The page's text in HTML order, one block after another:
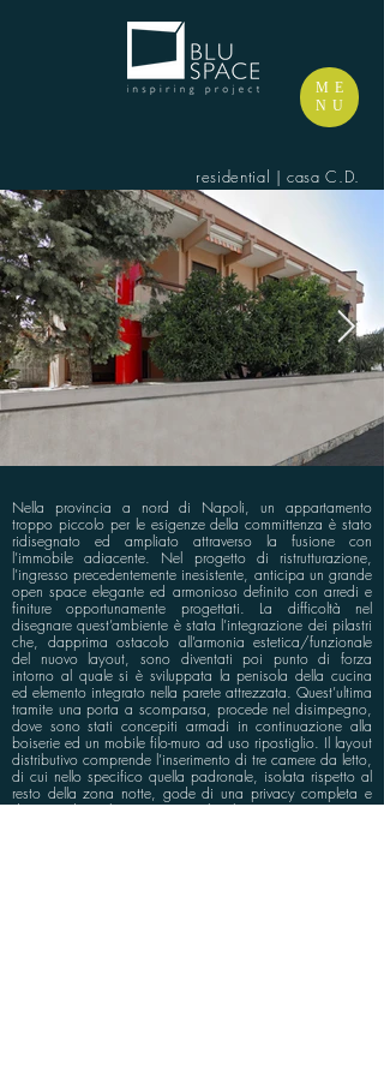
ME
NU
residential | casa C.D.
Nella provincia a nord di Napoli, un appartamento
troppo piccolo per le esigenze della committenza è stato
ridisegnato ed ampliato attraverso la fusione con
l’immobile adiacente. Nel progetto di ristrutturazione,
l’ingresso precedentemente inesistente, anticipa un grande
open space elegante ed armonioso definito con arredi e
finiture opportunamente progettati. La difficoltà nel
disegnare quest’ambiente è stata l’integrazione dei pilastri
che, dapprima ostacolo all’armonia estetica/funzionale
del nuovo layout, sono diventati poi punto di forza
intorno al quale si è sviluppata la penisola della cucina
ed elemento integrato nella parete attrezzata. Quest’ultima
tramite una porta a scomparsa, procede nel disimpegno,
dove sono stati concepiti armadi in continuazione alla
boiserie ed un mobile filo-muro ad uso ripostiglio. Il layout
distributivo comprende l’inserimento di tre camere da letto,
di cui nello specifico quella padronale, isolata rispetto al
resto della zona notte, gode di una privacy completa e
dispone di un bagno personale. Il progetto si competa